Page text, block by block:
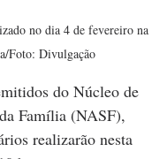
no dia 4 de fevereiro na
Foto: Divulgação
do Núcleo de
Família (NASF),
realizarão nesta